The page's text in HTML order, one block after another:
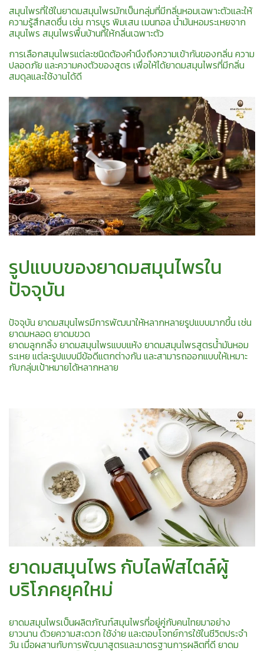
สมุนไพรที่ใช้ในยาดมสมุนไพรมักเป็นกลุ่มที่มีกลิ่นหอมเฉพาะตัวและให้
ความรู้สึกสดชื่น เช่น การบูร พิมเสน เมนทอล น้ำมันหอมระเหยจาก
สมุนไพร สมุนไพรพื้นบ้านที่ให้กลิ่นเฉพาะตัว
การเลือกสมุนไพรแต่ละชนิดต้องคำนึงถึงความเข้ากันของกลิ่น ความ
ปลอดภัย และความคงตัวของสูตร เพื่อให้ได้ยาดมสมุนไพรที่มีกลิ่น
สมดุลและใช้งานได้ดี
รูปแบบของยาดมสมุนไพรใน
ปัจจุบัน
ปัจจุบัน ยาดมสมุนไพรมีการพัฒนาให้หลากหลายรูปแบบมากขึ้น เช่น
ยาดมหลอด ยาดมขวด
ยาดมลูกกลิ้ง ยาดมสมุนไพรแบบแห้ง ยาดมสมุนไพรสูตรน้ำมันหอม
ระเหย แต่ละรูปแบบมีข้อดีแตกต่างกัน และสามารถออกแบบให้เหมาะ
กับกลุ่มเป้าหมายได้หลากหลาย
ยาดมสมุนไพร กับไลฟ์สไตล์ผู้
บริโภคยุคใหม่
ยาดมสมุนไพรเป็นผลิตภัณฑ์สมุนไพรที่อยู่คู่กับคนไทยมาอย่าง
ยาวนาน ด้วยความสะดวก ใช้ง่าย และตอบโจทย์การใช้ในชีวิตประจำ
วัน เมื่อผสานกับการพัฒนาสูตรและมาตรฐานการผลิตที่ดี ยาดม